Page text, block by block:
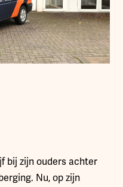
bij zijn ouders achter
Nu, op zijn